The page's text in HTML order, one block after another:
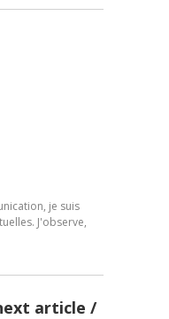
je suis
J'observe,
article